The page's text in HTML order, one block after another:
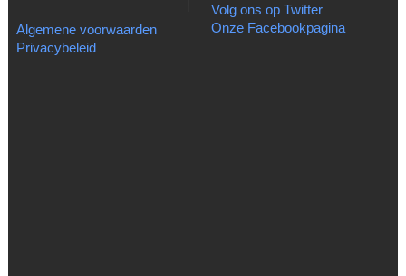
Algemene voorwaarden
Privacybeleid
Volg ons op Twitter
Onze Facebookpagina